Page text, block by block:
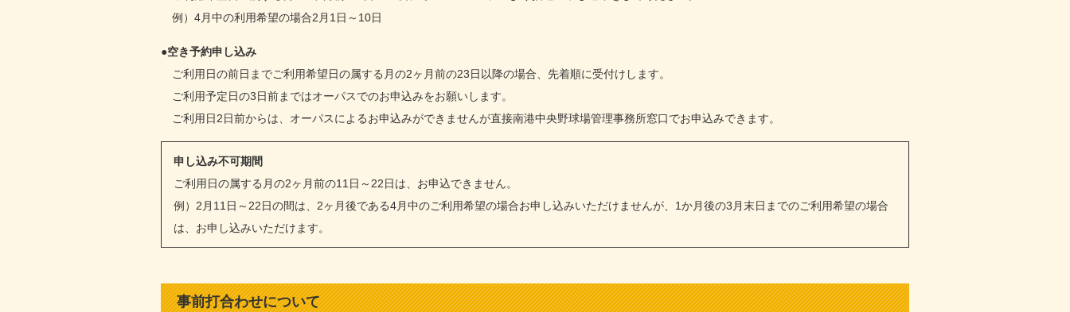
例）4月中の利用希望の場合2月1日～10日
●空き予約申し込み
ご利用日の前日までご利用希望日の属する月の2ヶ月前の23日以降の場合、先着順に受付けします。
ご利用予定日の3日前まではオーパスでのお申込みをお願いします。
ご利用日2日前からは、オーパスによるお申込みができませんが直接南港中央野球場管理事務所窓口でお申込みできます。
申し込み不可期間
ご利用日の属する月の2ヶ月前の11日～22日は、お申込できません。
例）2月11日～22日の間は、2ヶ月後である4月中のご利用希望の場合お申し込みいただけませんが、1か月後の3月末日までのご利用希望の場合
は、お申し込みいただけます。
事前打合わせについて